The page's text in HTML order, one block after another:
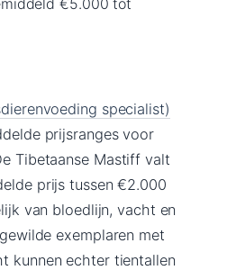
specialist)
prijsranges voor
Tibetaanse Mastiff valt
prijs tussen €2.000
van bloedlijn, vacht en
exemplaren met
kunnen echter tientallen